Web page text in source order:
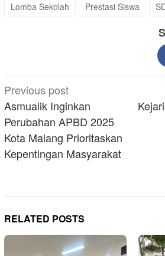
Lomba Sekolah
Prestasi Siswa
Post
navigation
Previous post
Asmualik Inginkan
Perubahan APBD 2025
Kota Malang Prioritaskan
Kepentingan Masyarakat
RELATED POSTS